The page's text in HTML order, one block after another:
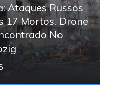
Ataques Russos
17 Mortos. Drone
No